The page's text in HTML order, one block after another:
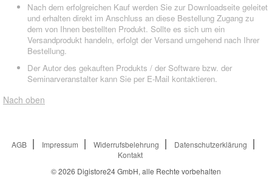
Nach dem erfolgreichen Kauf werden Sie zur Downloadseite geleitet
und erhalten direkt im Anschluss an diese Bestellung Zugang zu
dem von Ihnen bestellten Produkt. Sollte es sich um ein
Versandprodukt handeln, erfolgt der Versand umgehend nach Ihrer
Bestellung.
Der Autor des gekauften Produkts / der Software bzw. der
Seminarveranstalter kann Sie per E-Mail kontaktieren.
Nach oben
AGB Impressum Widerrufsbelehrung
Datenschutzerklärung
Kontakt
© 2026 Digistore24 GmbH, alle Rechte vorbehalten